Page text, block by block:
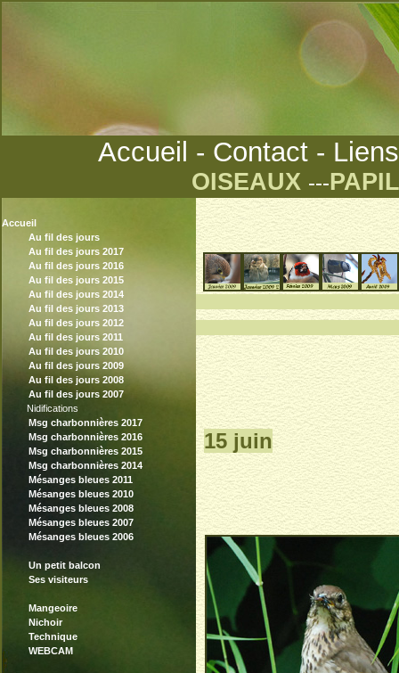
Accueil - Contact- Liens
OISEAUX ---
Accueil
Au fil des jours
Au fil des jours 2017
Au fil des jours 2016
Au fil des jours 2015
Au fil des jours 2014
Au fil des jours 2013
Au fil des jours 2012
Au fil des jours 2011
Au fil des jours 2010
Au fil des jours 2009
Au fil des jours 2008
Au fil des jours 2007
Nidifications
Msg charbonnières 2017
Msg charbonnières 2016
Msg charbonnières 2015
Msg charbonnières 2014
Mésanges bleues 2011
Mésanges bleues 2010
Mésanges bleues 2008
Mésanges bleues 2007
Mésanges bleues 2006
Un petit balcon
Ses visiteurs
Mangeoire
Nichoir
Technique
WEBCAM
15 juin